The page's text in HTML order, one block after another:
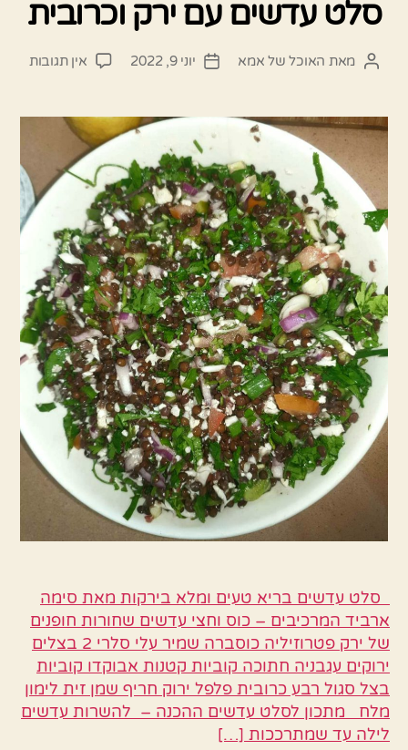
סלט עדשים עם ירק וכרובית
המחבר
מאת האוכל של אמא
תאריך
יוני 9, 2022 אין תגובות
עם
סלט עדשים בריא טעים ומלא בירקות מאת סימה
ארביד המרכיבים – כוס וחצי עדשים שחורות חופנים
של ירק פטרוזיליה כוסברה שמיר עלי סלרי 2 בצלים
ירוקים עגבניה חתוכה קוביות קטנות אבוקדו קוביות
בצל סגול רבע כרובית פלפל ירוק חריף שמן זית לימון
מלח מתכון לסלט עדשים ההכנה – להשרות עדשים
לילה עד שמתרככות […]